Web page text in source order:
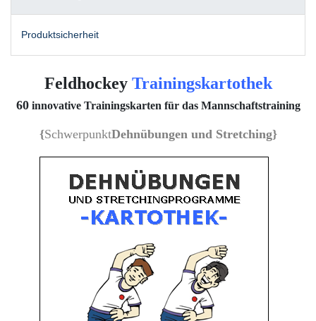
Produktsicherheit
Feldhockey Trainingskartothek
60innovative Trainingskarten für das Mannschaftstraining
{SchwerpunktDehnübungen und Stretching}